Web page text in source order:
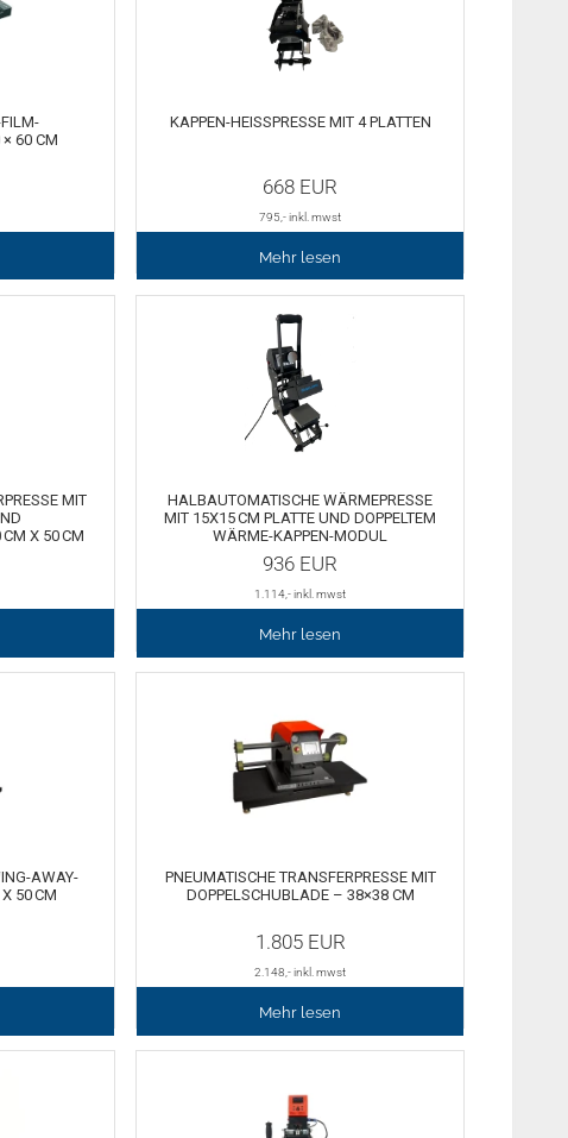
FILM-
× 60 CM
KAPPEN-HEISSPRESSE MIT 4 PLATTEN
668 EUR
795 ,- inkl. mwst
Mehr lesen
MIT
X 50 CM
HALBAUTOMATISCHE WÄRMEPRESSE
MIT 15X15 CM PLATTE UND DOPPELTEM
WÄRME-KAPPEN-MODUL
936 EUR
1.114,- inkl. mwst
Mehr lesen
AWAY-
50 CM
PNEUMATISCHE TRANSFERPRESSE MIT
DOPPELSCHUBLADE – 38×38 CM
1.805EUR
2.148 ,- inkl. mwst
Mehr lesen